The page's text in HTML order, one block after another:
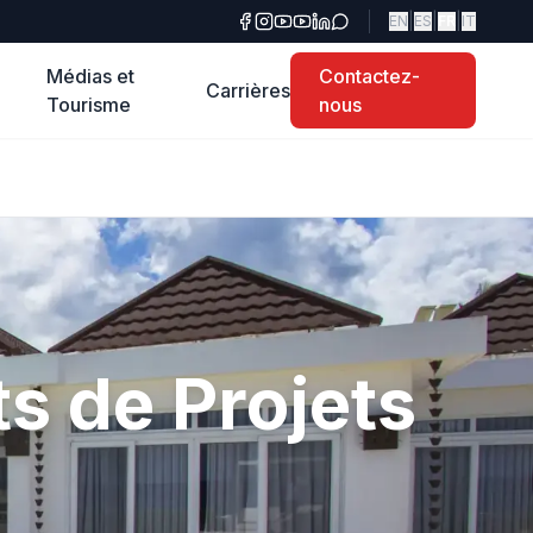
EN ES IT
Médias et
Tourisme
Carrières
Contactez-
nous
de Projets